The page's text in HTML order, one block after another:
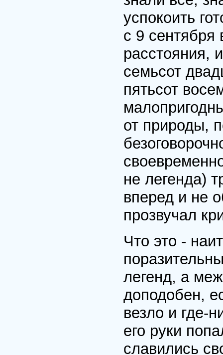
успокоить
с 9 сентября
расстояния,
семьсот
пятьсот
от природы,
не легенда)
вперед и не
прозвучал
Что это -
легенд, а
доподобен,
везло и где-
его руки
славились